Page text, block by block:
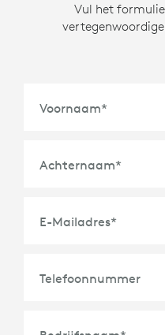
Vul het
Voornaam*
Achternaam*
E-Mailadres*
Telefoonnummer